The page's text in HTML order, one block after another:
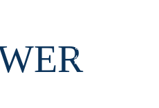
识面，又为他们学
的兴趣。